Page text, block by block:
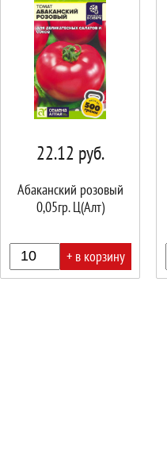
22.12 руб.
Абаканский розовый
0,05гр. Ц(Алт)
+ в корзину